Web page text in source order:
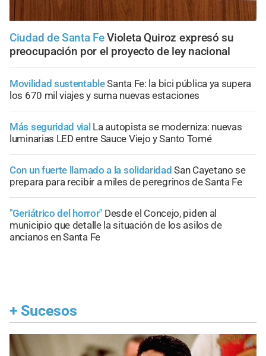
Ciudad de Santa Fe Violeta Quiroz expresó su
preocupación por el proyecto de ley nacional
Movilidad sustentableSanta Fe: la bici pública ya supera
los 670 mil viajes y suma nuevas estaciones
Más seguridad vial La autopista se moderniza: nuevas
luminarias LED entre Sauce Viejo y Santo Tomé
Con un fuerte llamado a la solidaridad San Cayetano se
prepara para recibir a miles de peregrinos de Santa Fe
"Geriátrico del horror" Desde el Concejo, piden al
municipio que detalle la situación de los asilos de
ancianos en Santa Fe
+ Sucesos